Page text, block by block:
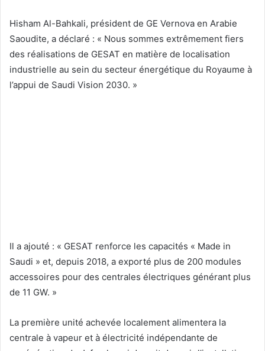
Hisham Al-Bahkali, président de GE Vernova en Arabie
Saoudite, a déclaré : « Nous sommes extrêmement fiers
des réalisations de GESAT en matière de localisation
industrielle au sein du secteur énergétique du Royaume à
l’appui de Saudi Vision 2030. »
Il a ajouté : « GESAT renforce les capacités « Made in
Saudi » et, depuis 2018, a exporté plus de 200 modules
accessoires pour des centrales électriques générant plus
de 11 GW. »
La première unité achevée localement alimentera la
centrale à vapeur et à électricité indépendante de